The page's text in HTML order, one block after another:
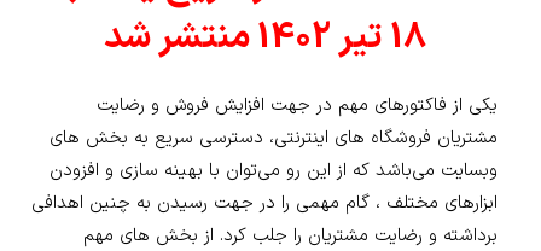
18 تیر 1402 منتشر شد
یکی از فاکتورهای مهم در جهت افزایش فروش و رضایت
مشتریان فروشگاه های اینترنتی، دسترسی سریع به بخش های
وبسایت می‌باشد که از این رو می‌توان با بهینه سازی و افزودن
ابزارهای مختلف ، گام مهمی را در جهت رسیدن به چنین اهدافی
برداشته و رضایت مشتریان را جلب کرد. از بخش های مهم